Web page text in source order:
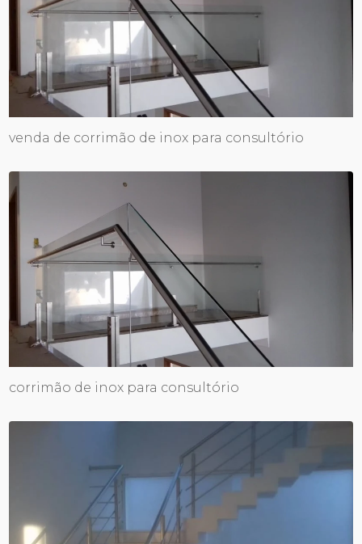
venda de corrimão de inox para consultório
corrimão de inox para consultório